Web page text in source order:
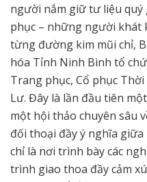
người nắm giữ tư liệu quý
phục – những người khát
từng đường kim mũi chỉ,
hóa Tỉnh Ninh Bình tổ
Trang phục, Cổ phục
Lư. Đây là lần đầu tiên
một hội thảo chuyên sâu
đối thoại đầy ý nghĩa
chỉ là nơi trình bày các
trình giao thoa đầy cảm